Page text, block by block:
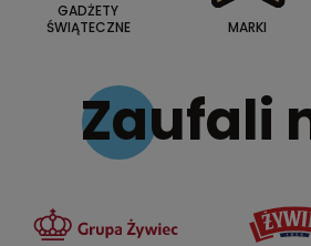
GADŻETY
ŚWIĄTECZNE
MARKI
Zaufali